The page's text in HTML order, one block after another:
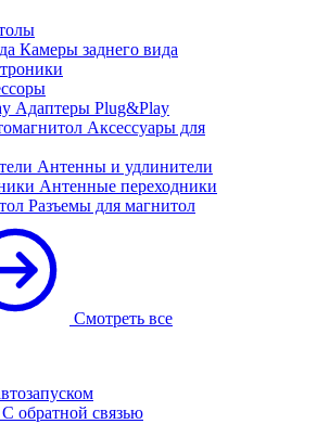
Камеры заднего вида
Адаптеры Plug&Play
Аксессуары для
Антенны и удлинители
Антенные переходники
Разъемы для магнитол
Смотреть все
С обратной связью